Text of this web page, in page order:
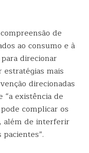
de
ao consumo e à
direcionar
mais
direcionadas
“a existência de
complicar os
além de interferir